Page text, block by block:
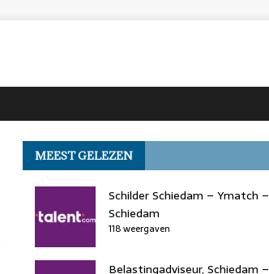
MEEST GELEZEN
Schilder Schiedam – Ymatch –
Schiedam
118 weergaven
Belastingadviseur, Schiedam –